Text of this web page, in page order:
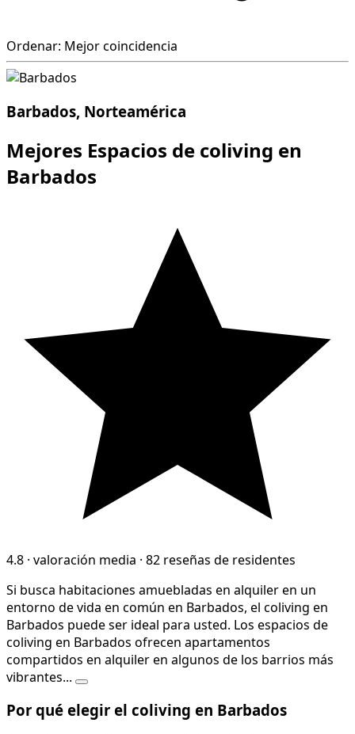
Ordenar: Mejor coincidencia
Barbados, Norteamérica
Mejores Espacios de coliving en
Barbados
4.8 · valoración media · 82 reseñas de residentes
Si busca habitaciones amuebladas en alquiler en un
entorno de vida en común en Barbados, el coliving en
Barbados puede ser ideal para usted. Los espacios de
coliving en Barbados ofrecen apartamentos
compartidos en alquiler en algunos de los barrios más
vibrantes...
Por qué elegir el coliving en Barbados